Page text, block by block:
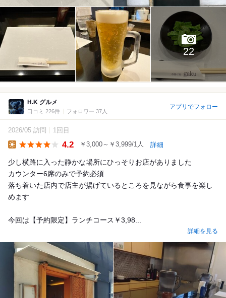
22
H.K グルメ
口コミ 226件 フォロワー 37人
アプリでフォロー
2026/05 訪問 1回目
4.2 ￥3,000～￥3,999/1人 詳細
少し横路に入った静かな場所にひっそりお店がありました
カウンター6席のみで予約必須
落ち着いた店内で店主が揚げているところを見ながら食事を楽し
めます
今回は【予約限定】ランチコース￥3,98...
詳細を見る